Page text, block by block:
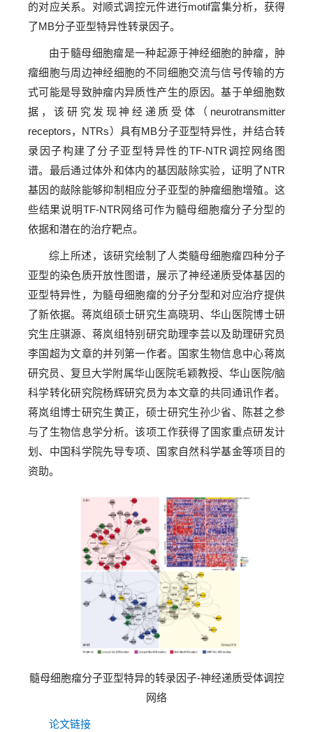
的对应关系。对顺式调控元件进行motif富集分析，获得
了MB分子亚型特异性转录因子。
由于髓母细胞瘤是一种起源于神经细胞的肿瘤，肿
瘤细胞与周边神经细胞的不同细胞交流与信号传输的方
式可能是导致肿瘤内异质性产生的原因。基于单细胞数
据，该研究发现神经递质受体（neurotransmitter
receptors，NTRs）具有MB分子亚型特异性，并结合转
录因子构建了分子亚型特异性的TF-NTR调控网络图
谱。最后通过体外和体内的基因敲除实验，证明了NTR
基因的敲除能够抑制相应分子亚型的肿瘤细胞增殖。这
些结果说明TF-NTR网络可作为髓母细胞瘤分子分型的
依据和潜在的治疗靶点。
综上所述，该研究绘制了人类髓母细胞瘤四种分子
亚型的染色质开放性图谱，展示了神经递质受体基因的
亚型特异性，为髓母细胞瘤的分子分型和对应治疗提供
了新依据。蒋岚组硕士研究生高晓玥、华山医院博士研
究生庄骐源、蒋岚组特别研究助理李芸以及助理研究员
李国超为文章的并列第一作者。国家生物信息中心蒋岚
研究员、复旦大学附属华山医院毛颖教授、华山医院/脑
科学转化研究院杨辉研究员为本文章的共同通讯作者。
蒋岚组博士研究生黄正，硕士研究生孙少省、陈甚之参
与了生物信息学分析。该项工作获得了国家重点研发计
划、中国科学院先导专项、国家自然科学基金等项目的
资助。
髓母细胞瘤分子亚型特异的转录因子-神经递质受体调控
网络
论文链接